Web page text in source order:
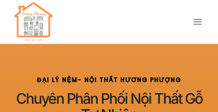
ĐẠI LÝ NỆM- NỘI THẤT HƯƠNG PHƯỢNG
Chuyên Phân Phối Nội Thất Gỗ